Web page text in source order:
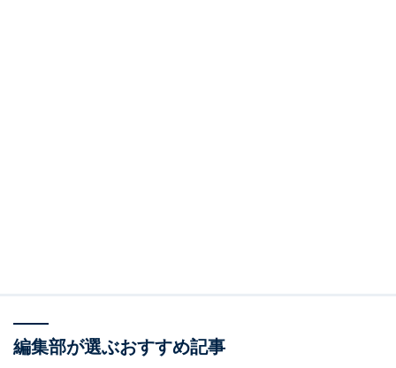
魅力の藤ヶ谷さんは、これまで俳優として演じてきた役
編集部が選ぶおすすめ記事